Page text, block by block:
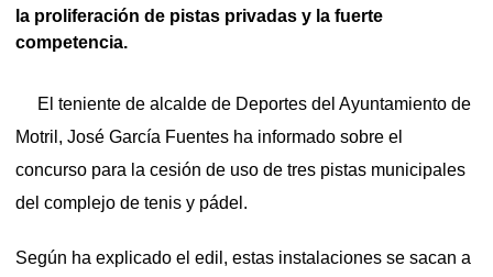
la proliferación de pistas privadas y la fuerte
competencia.
El teniente de alcalde de Deportes del Ayuntamiento de
Motril, José García Fuentes ha informado sobre el
concurso para la cesión de uso de tres pistas municipales
del complejo de tenis y pádel.
Según ha explicado el edil, estas instalaciones se sacan a